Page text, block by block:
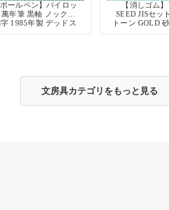
ボールペン】パイロッ
萬年筆 黒軸 ノック式
1985年製 デッドス
【消しゴム
SEED JISセッ
トーン GOLD
文房具カテゴリをもっと見る